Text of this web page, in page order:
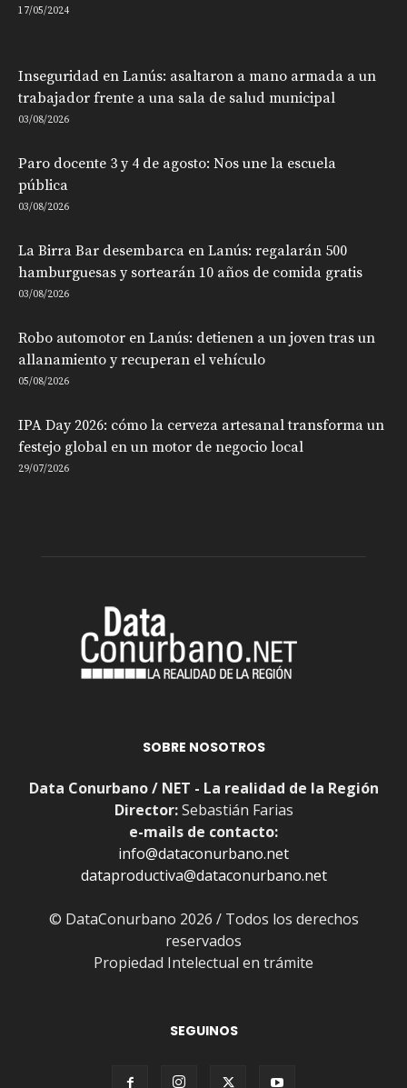
17/05/2024
Inseguridad en Lanús: asaltaron a mano armada a un
trabajador frente a una sala de salud municipal
03/08/2026
Paro docente 3 y 4 de agosto: Nos une la escuela
pública
03/08/2026
La Birra Bar desembarca en Lanús: regalarán 500
hamburguesas y sortearán 10 años de comida gratis
03/08/2026
Robo automotor en Lanús: detienen a un joven tras un
allanamiento y recuperan el vehículo
05/08/2026
IPA Day 2026: cómo la cerveza artesanal transforma un
festejo global en un motor de negocio local
29/07/2026
SOBRE NOSOTROS
Data Conurbano / NET - La realidad de la Región
Director:Sebastián Farias
e-mails de contacto:
info@dataconurbano.net
dataproductiva@dataconurbano.net
© DataConurbano 2026 / Todos los derechos
reservados
Propiedad Intelectual en trámite
SEGUINOS